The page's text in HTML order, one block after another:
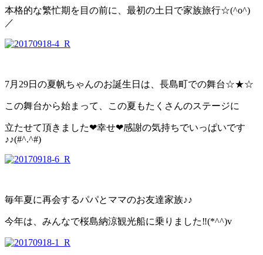
本格的な繁忙期を目の前に、最初の土日で家族旅行☆(^o^)
／
7月29日の夏帆ちゃんのお誕生日は、長島町での舞台☆★☆
この舞台から始まって、この夏もたくさんのステージに
立たせて頂きました❤幸せ❤感謝の気持ちでいっぱいです
♪♪(#^.^#)
毎年夏に再会するパパとママのお友達家族♪♪
今年は、みんなで桜島納涼観光船に乗りました‼(*^^)v